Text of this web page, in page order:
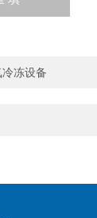
冻设备